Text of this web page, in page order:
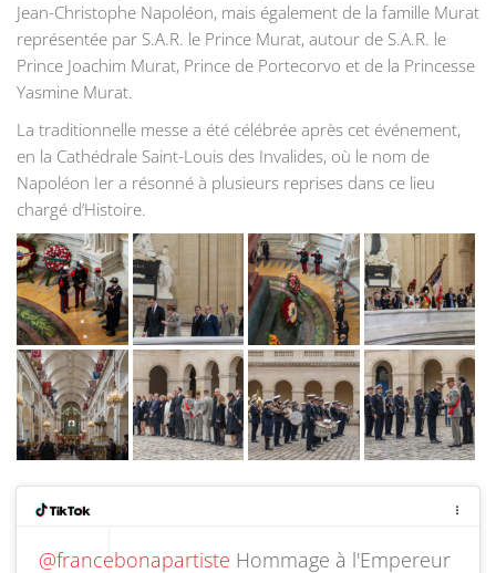
Jean-Christophe Napoléon, mais également de la famille Murat
représentée par S.A.R. le Prince Murat, autour de S.A.R. le
Prince Joachim Murat, Prince de Portecorvo et de la Princesse
Yasmine Murat.
La traditionnelle messe a été célébrée après cet événement,
en la Cathédrale Saint-Louis des Invalides, où le nom de
Napoléon Ier a résonné à plusieurs reprises dans ce lieu
chargé d’Histoire.
@francebonapartiste Hommage à l'Empereur